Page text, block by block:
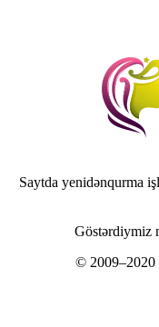
Saytda yenidənqurma
Göstərdiymiz
© 2009–2020